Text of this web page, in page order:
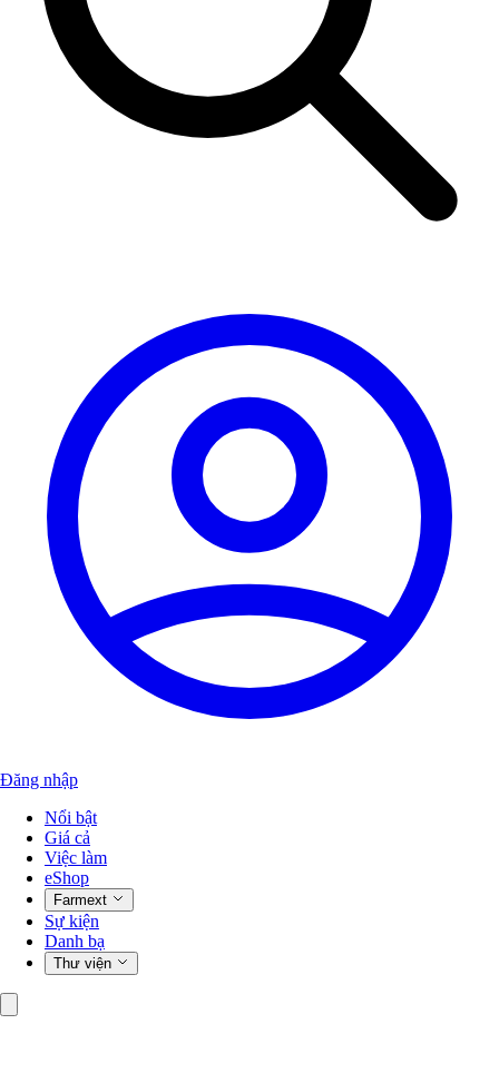
Đăng nhập
Nổi bật
Giá cả
Việc làm
eShop
Farmext
Sự kiện
Danh bạ
Thư viện